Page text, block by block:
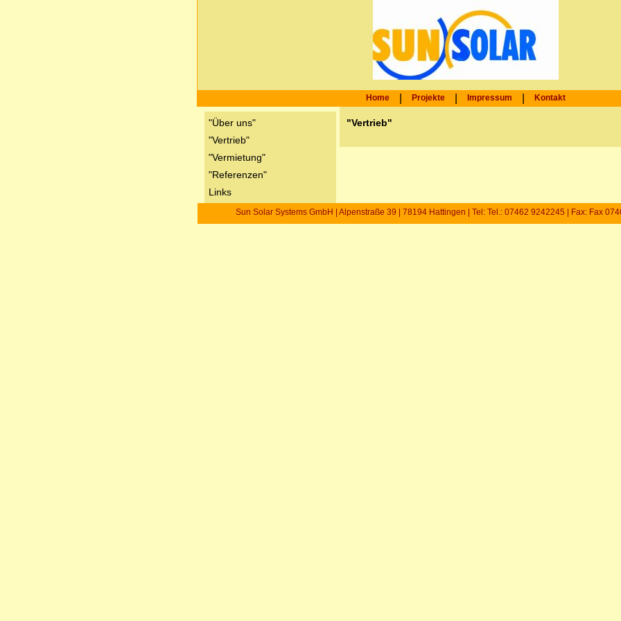
Home Projekte Impressum Kontakt
"Über uns"
"Vertrieb"
"Vermietung"
"Referenzen"
Links
"Vertrieb"
Sun Solar Systems GmbH | Alpenstraße 39 | 78194 Hattingen | Tel: Tel.: 07462 9242245 | Fax: Fax